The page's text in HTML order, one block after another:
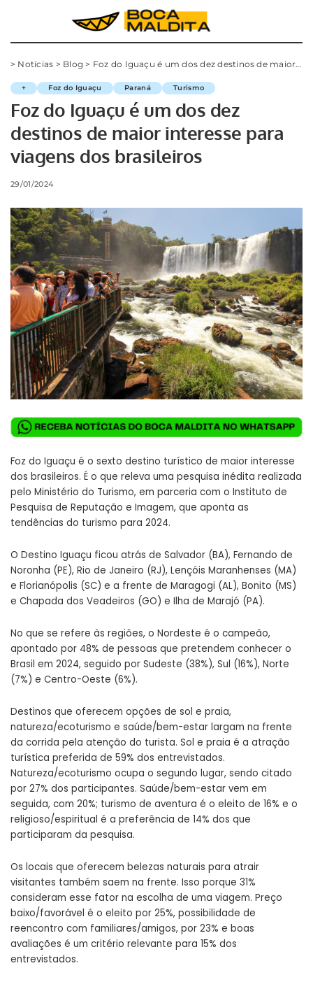
> Notícias > Blog > Foz do Iguaçu é um dos dez destinos de maior interesse para viagens dos brasileiros
+ Foz do Iguaçu Paraná Turismo
Foz do Iguaçu é um dos dez
destinos de maior interesse para
viagens dos brasileiros
29/01/2024
Foz do Iguaçu é o sexto destino turístico de maior interesse
dos brasileiros. É o que releva uma pesquisa inédita realizada
pelo Ministério do Turismo, em parceria com o Instituto de
Pesquisa de Reputação e Imagem, que aponta as
tendências do turismo para 2024.
O Destino Iguaçu ficou atrás de Salvador (BA), Fernando de
Noronha (PE), Rio de Janeiro (RJ), Lençóis Maranhenses (MA)
e Florianópolis (SC) e a frente de Maragogi (AL), Bonito (MS)
e Chapada dos Veadeiros (GO) e Ilha de Marajó (PA).
No que se refere às regiões, o Nordeste é o campeão,
apontado por 48% de pessoas que pretendem conhecer o
Brasil em 2024, seguido por Sudeste (38%), Sul (16%), Norte
(7%) e Centro-Oeste (6%).
Destinos que oferecem opções de sol e praia,
natureza/ecoturismo e saúde/bem-estar largam na frente
da corrida pela atenção do turista. Sol e praia é a atração
turística preferida de 59% dos entrevistados.
Natureza/ecoturismo ocupa o segundo lugar, sendo citado
por 27% dos participantes. Saúde/bem-estar vem em
seguida, com 20%; turismo de aventura é o eleito de 16% e o
religioso/espiritual é a preferência de 14% dos que
participaram da pesquisa.
Os locais que oferecem belezas naturais para atrair
visitantes também saem na frente. Isso porque 31%
consideram esse fator na escolha de uma viagem. Preço
baixo/favorável é o eleito por 25%, possibilidade de
reencontro com familiares/amigos, por 23% e boas
avaliações é um critério relevante para 15% dos
entrevistados.